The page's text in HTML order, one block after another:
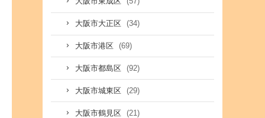
大阪市大正区 (34)
大阪市港区 (69)
大阪市都島区 (92)
大阪市城東区 (29)
大阪市鶴見区 (21)